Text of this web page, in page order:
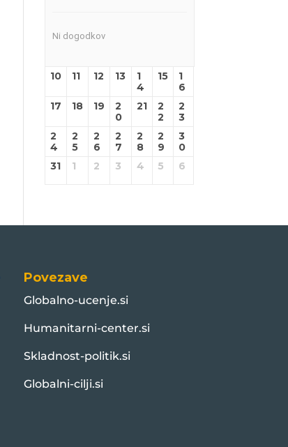
Ni dogodkov
10 11 12 13
1
4
15
1
6
17
18 19
2
0
21
2
2
2
3
2
4
2
5
2
6
2
7
2
8
2
9
3
0
31
1 2 3 4 5 6
Povezave
Globalno-ucenje.si
Humanitarni-center.si
Skladnost-politik.si
Globalni-cilji.si